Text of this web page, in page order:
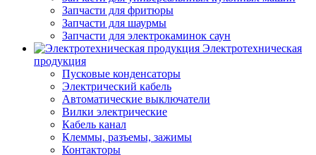
Запчасти для фритюры
Запчасти для шаурмы
Запчасти для электрокаминок саун
Электротехническая
продукция
Пусковые конденсаторы
Электрический кабель
Автоматические выключатели
Вилки электрические
Кабель канал
Клеммы, разъемы, зажимы
Контакторы